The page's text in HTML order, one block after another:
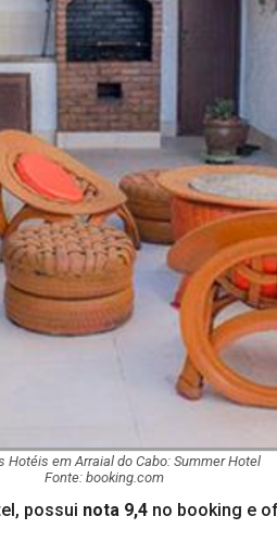
Hotéis em Arraial do Cabo: Summer Hotel
Fonte: booking.com
possui nota 9,4 no booking e